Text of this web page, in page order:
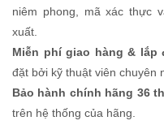
niêm phong, mã xác thực
xuất.
Miễn phí giao hàng & lắp
đặt bởi kỹ thuật viên chuyên
Bảo hành chính hãng 36
trên hệ thống của hãng.